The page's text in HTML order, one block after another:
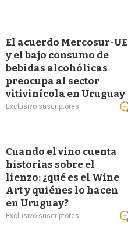
El acuerdo Mercosur-UE
y el bajo consumo de
bebidas alcohólicas
preocupa al sector
vitivinícola en Uruguay
Exclusivo suscriptores
Cuando el vino cuenta
historias sobre el
lienzo: ¿qué es el Wine
Art y quiénes lo hacen
en Uruguay?
Exclusivo suscriptores